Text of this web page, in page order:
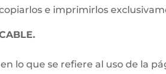
e imprimirlos
lo que se refiere al uso de la